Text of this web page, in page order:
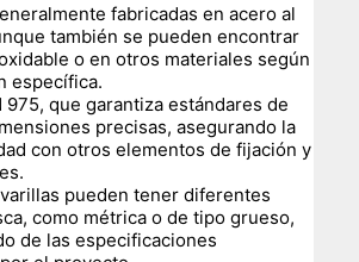
fabricadas en acero al
también se pueden encontrar
o en otros materiales según
específica.
975, que garantiza estándares de
precisas, asegurando la
con otros elementos de fijación y
varillas pueden tener diferentes
como métrica o de tipo grueso,
de las especificaciones